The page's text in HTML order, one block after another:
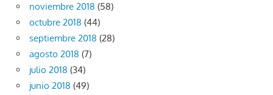
noviembre 2018 (58)
octubre 2018 (44)
septiembre 2018 (28)
agosto 2018 (7)
julio 2018 (34)
junio 2018 (49)